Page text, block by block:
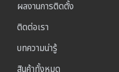
ผลงานการติดตั้ง
ติดต่อเรา
บทความน่ารู้